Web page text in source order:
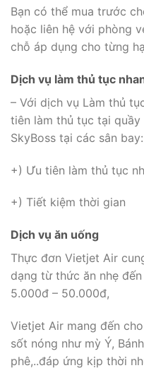
Bạn có thể mua trước
hoặc liên hệ với phòng
chỗ áp dụng cho từng
Dịch vụ làm thủ tục
– Với dịch vụ Làm thủ
tiên làm thủ tục tại
SkyBoss tại các sân bay:
+) Ưu tiên làm thủ tục
+) Tiết kiệm thời gian
Dịch vụ ăn uống
Thực đơn Vietjet Air
dạng từ thức ăn nhẹ
5.000đ – 50.000đ,
Vietjet Air mang đến
sốt nóng như mỳ Ý,
phê,..đáp ứng kịp thời